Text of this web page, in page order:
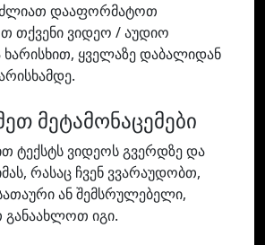
დააფორმატოთ
თქვენი ვიდეო / აუდიო
ხარისხით, ყველაზე დაბალიდან
მეტამონაცემები
ტექსტს ვიდეოს გვერდზე და
რასაც ჩვენ ვვარაუდობთ,
ან შემსრულებელი,
განაახლოთ იგი.